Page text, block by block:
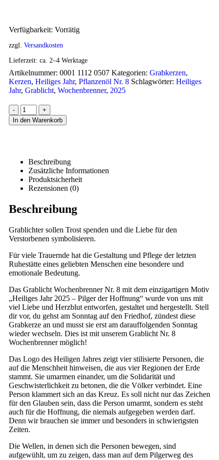
Verfügbarkeit: Vorrätig
zzgl. Versandkosten
Lieferzeit: ca. 2–4 Werktage
Artikelnummer: 0001 1112 0507 Kategorien: Grabkerzen,
Kerzen, Heiliges Jahr, Pflanzenöl Nr. 8 Schlagwörter: Heiliges
Jahr, Grablicht, Wochenbrenner, 2025
-
+
In den Warenkorb
Beschreibung
Zusätzliche Informationen
Produktsicherheit
Rezensionen (0)
Beschreibung
Grablichter sollen Trost spenden und die Liebe für den
Verstorbenen symbolisieren.
Für viele Trauernde hat die Gestaltung und Pflege der letzten
Ruhestätte eines geliebten Menschen eine besondere und
emotionale Bedeutung.
Das Grablicht Wochenbrenner Nr. 8 mit dem einzigartigen Motiv
„Heiliges Jahr 2025 – Pilger der Hoffnung“ wurde von uns mit
viel Liebe und Herzblut entworfen, gestaltet und hergestellt. Stell
dir vor, du gehst am Sonntag auf den Friedhof, zündest diese
Grabkerze an und musst sie erst am darauffolgenden Sonntag
wieder wechseln. Dies ist mit unserem Grablicht Nr. 8
Wochenbrenner möglich!
Das Logo des Heiligen Jahres zeigt vier stilisierte Personen, die
auf die Menschheit hinweisen, die aus vier Regionen der Erde
stammt. Sie umarmen einander, um die Solidarität und
Geschwisterlichkeit zu betonen, die die Völker verbindet. Eine
Person klammert sich an das Kreuz. Es soll nicht nur das Zeichen
für den Glauben sein, dass die Person umarmt, sondern es steht
auch für die Hoffnung, die niemals aufgegeben werden darf.
Denn wir brauchen sie immer und besonders in schwierigsten
Zeiten.
Die Wellen, in denen sich die Personen bewegen, sind
aufgewühlt, um zu zeigen, dass man auf dem Pilgerweg des